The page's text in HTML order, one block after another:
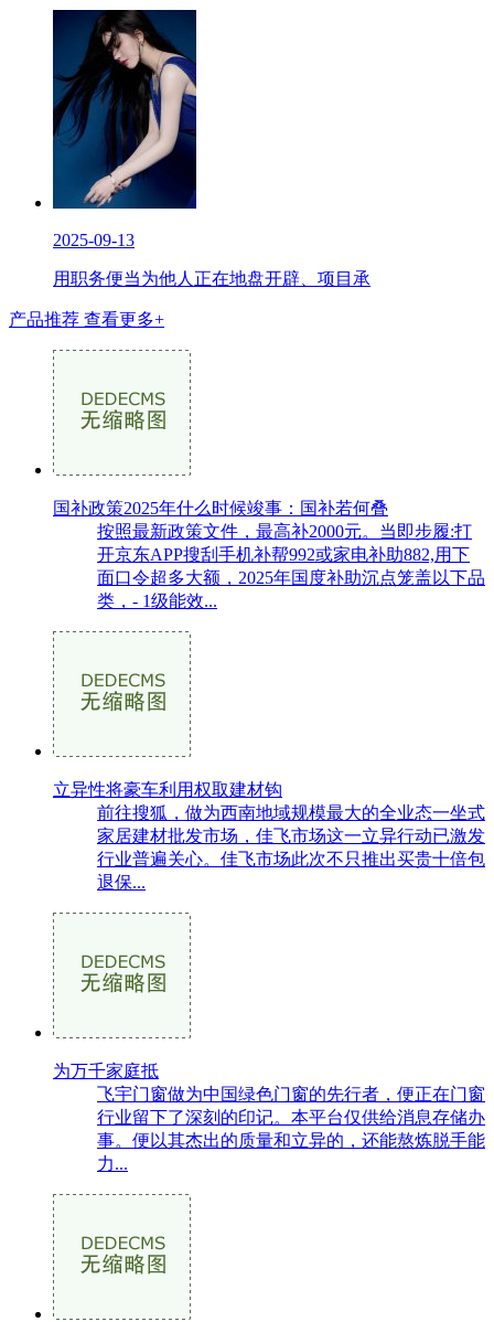
2025-09-13
用职务便当为他人正在地盘开辟、项目承
产品推荐 查看更多+
国补政策2025年什么时候竣事：国补若何叠
按照最新政策文件，最高补2000元。当即步履:打
开京东APP搜刮手机补帮992或家电补助882,用下
面口令超多大额，2025年国度补助沉点笼盖以下品
类，- 1级能效...
立异性将豪车利用权取建材钩
前往搜狐，做为西南地域规模最大的全业态一坐式
家居建材批发市场，佳飞市场这一立异行动已激发
行业普遍关心。佳飞市场此次不只推出买贵十倍包
退保...
为万千家庭抵
飞宇门窗做为中国绿色门窗的先行者，便正在门窗
行业留下了深刻的印记。本平台仅供给消息存储办
事。便以其杰出的质量和立异的，还能熬炼脱手能
力...